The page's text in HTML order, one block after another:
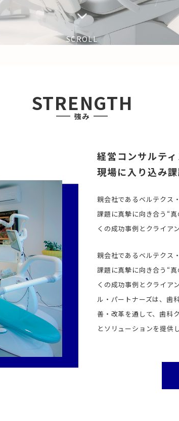
SCROLL
STRENGTH
強み
経営コンサルテ
現場に入り込み
親会社であるベルテクス
課題に真摯に向き合う“
くの成功事例とクライア
親会社であるベルテクス
課題に真摯に向き合う“
くの成功事例とクライア
ル・パートナーズは、歯
善・改革を通して、歯科
とソリューションを提供し